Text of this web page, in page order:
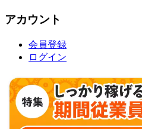
アカウント
会員登録
ログイン